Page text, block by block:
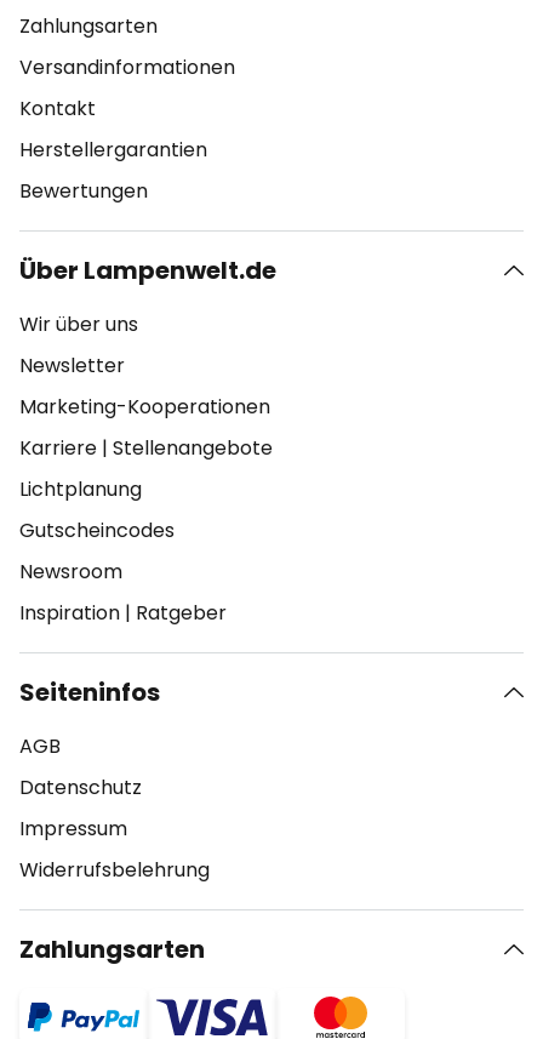
Zahlungsarten
Versandinformationen
Kontakt
Herstellergarantien
Bewertungen
Über Lampenwelt.de
Wir über uns
Newsletter
Marketing-Kooperationen
Karriere | Stellenangebote
Lichtplanung
Gutscheincodes
Newsroom
Inspiration | Ratgeber
Seiteninfos
AGB
Datenschutz
Impressum
Widerrufsbelehrung
Zahlungsarten